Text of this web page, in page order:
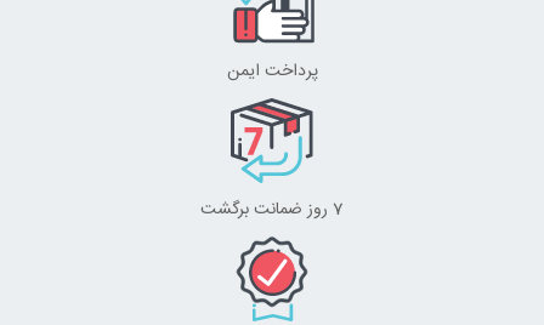
پرداخت ایمن
7 روز ضمانت برگشت